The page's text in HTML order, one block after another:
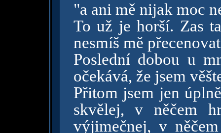
"a ani mě nijak moc
To už je horší. Zas
nesmíš mě
Poslední dobou u
očekává, že jsem
Přitom jsem jen
skvělej, v něčem
výjimečnej, v